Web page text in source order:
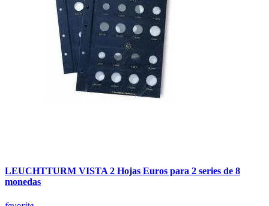
LEUCHTTURM VISTA 2 Hojas Euros para 2 series de 8
monedas